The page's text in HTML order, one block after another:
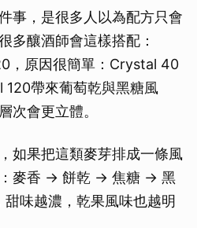
事，是很多人以為配方只會
多釀酒師會這樣搭配：
，原因很簡單：Crystal 40
帶來葡萄乾與黑糖風
次會更立體。
如果把這類麥芽排成一條風
麥香 → 餅乾 → 焦糖 → 黑
味越濃，乾果風味也越明